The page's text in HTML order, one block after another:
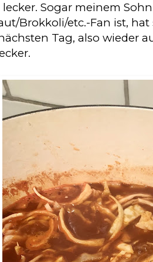
Sogar meinem
Brokkoli/etc.-Fan ist,
Tag, also wieder